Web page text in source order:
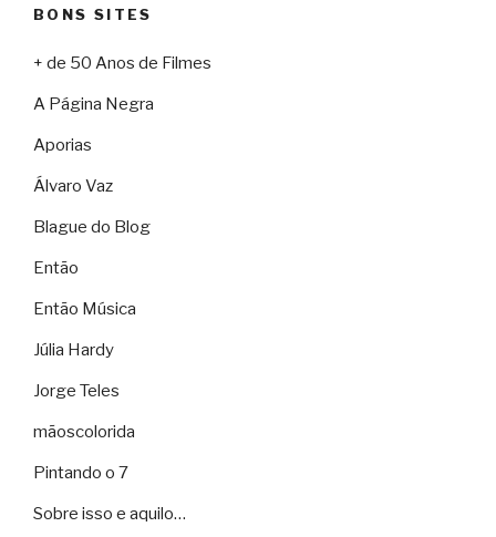
BONS SITES
+ de 50 Anos de Filmes
A Página Negra
Aporias
Álvaro Vaz
Blague do Blog
Então
Então Música
Júlia Hardy
Jorge Teles
mãoscolorida
Pintando o 7
Sobre isso e aquilo…